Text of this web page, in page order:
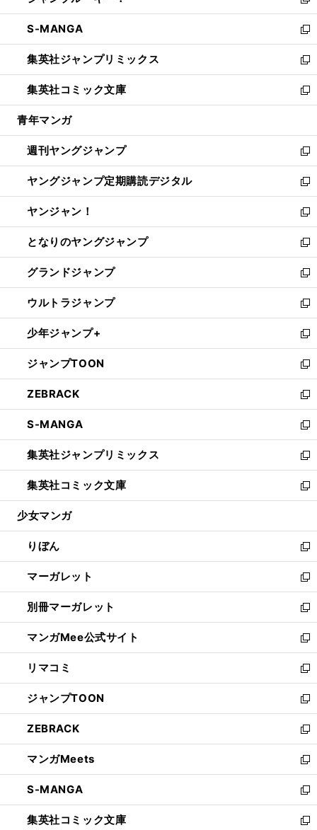
開
く
ウ
で
開
く
ン
ド
ウ
で
開
く
ウ
ィ
ン
ド
ウ
で
開
し
い
ウ
ィ
ン
ド
ウ
開
く
S-MANGA
新
し
い
ウ
ィ
ン
ウ
で
開
く
集英社ジャンプリミックス
新
し
い
ウ
ン
ド
ウ
で
開
く
集英社コミック文庫
新
し
ウ
ィ
ン
ド
ウ
で
開
く
青年マンガ
週刊ヤングジャンプ
新
し
い
ウ
ィ
ン
ド
ウ
で
開
く
ヤングジャンプ定期購読デジタル
新
し
い
ウ
ィ
ン
ド
ウ
で
開
く
ヤンジャン！
新
し
い
ウ
ィ
ン
ド
ウ
で
開
く
となりのヤングジャンプ
新
し
い
ウ
ィ
ン
ド
ウ
で
開
く
グランドジャンプ
新
し
い
ウ
ィ
ン
ド
ウ
で
開
く
ウルトラジャンプ
新
し
い
ウ
ィ
ン
ド
ウ
で
開
く
少年ジャンプ+
新
し
い
ウ
ィ
ン
ド
ウ
で
開
く
ジャンプTOON
新
し
い
ウ
ィ
ン
ド
ウ
で
開
ZEBRACK
新
し
い
ウ
ィ
ン
ド
ウ
開
く
S-MANGA
新
し
い
ウ
ィ
ン
ウ
で
開
く
集英社ジャンプリミックス
新
し
い
ウ
ン
ド
ウ
で
開
く
集英社コミック文庫
新
し
ウ
ィ
ン
ド
ウ
で
開
く
少女マンガ
りぼん
新
し
い
ウ
ィ
ン
ド
ウ
で
開
く
マーガレット
新
し
い
ウ
ィ
ン
ド
ウ
で
開
く
別冊マーガレット
新
し
い
ウ
ィ
ン
ド
ウ
で
開
く
マンガMee公式サイト
新
し
い
ウ
ィ
ン
ド
ウ
で
開
く
リマコミ
新
し
い
ウ
ィ
ン
ド
ウ
で
開
く
ジャンプTOON
新
し
い
ウ
ィ
ン
ド
ウ
で
ZEBRACK
新
し
い
ウ
ィ
ン
ド
マンガMeets
新
し
い
ウ
ィ
S-MANGA
新
し
い
集英社コミック文庫 新